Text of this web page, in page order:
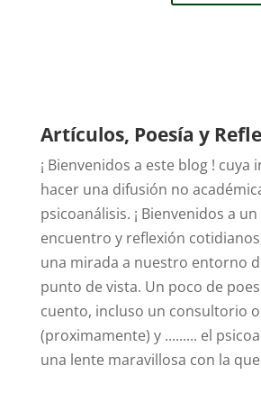
Artículos, Poesía y
¡ Bienvenidos a este blog ! cuya
hacer una difusión no
psicoanálisis. ¡ Bienvenidos a
encuentro y reflexión
una mirada a nuestro entorno
punto de vista. Un poco de
cuento, incluso un consultorio
(proximamente) y ......... el
una lente maravillosa con la